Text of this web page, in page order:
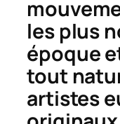
les plus
époque
tout
artistes